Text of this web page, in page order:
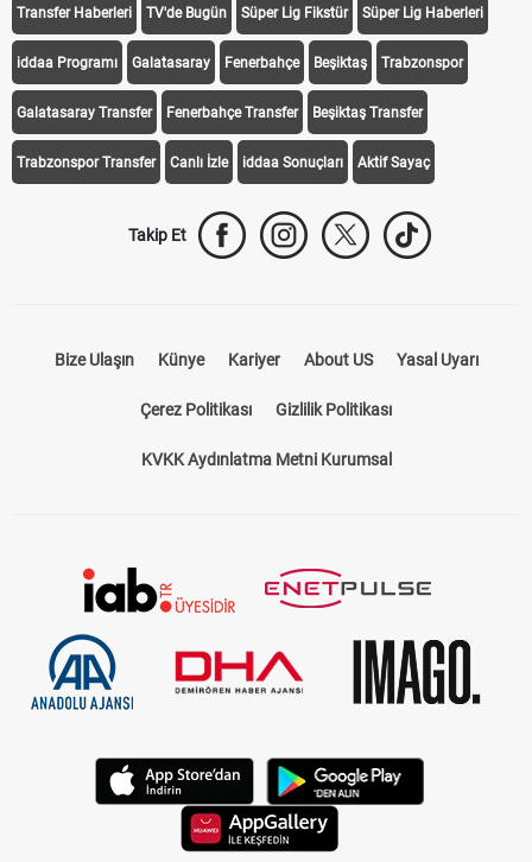
Transfer Haberleri TV'de Bugün Süper Lig Fikstür Süper Lig Haberleri
iddaa Programı Galatasaray Fenerbahçe Beşiktaş Trabzonspor
Galatasaray Transfer Fenerbahçe Transfer Beşiktaş Transfer
Trabzonspor Transfer Canlı İzle iddaa Sonuçları Aktif Sayaç